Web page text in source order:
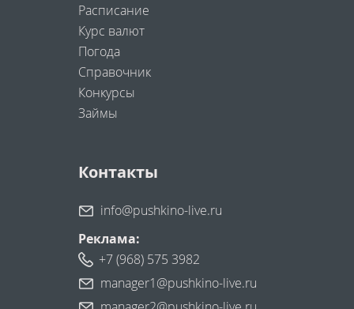
Расписание
Курс валют
Погода
Справочник
Конкурсы
Займы
Контакты
info@pushkino-live.ru
Реклама:
+7 (968) 575 3982
manager1@pushkino-live.ru